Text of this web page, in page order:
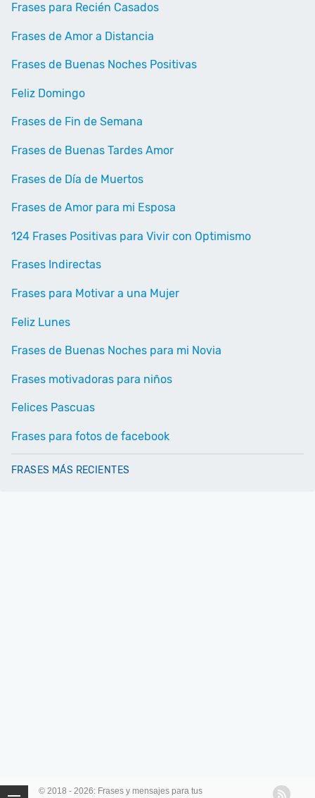
Frases para Recién Casados
Frases de Amor a Distancia
Frases de Buenas Noches Positivas
Feliz Domingo
Frases de Fin de Semana
Frases de Buenas Tardes Amor
Frases de Día de Muertos
Frases de Amor para mi Esposa
124 Frases Positivas para Vivir con Optimismo
Frases Indirectas
Frases para Motivar a una Mujer
Feliz Lunes
Frases de Buenas Noches para mi Novia
Frases motivadoras para niños
Felices Pascuas
Frases para fotos de facebook
FRASES MÁS RECIENTES
© 2018 - 2026: Frases y mensajes para tus